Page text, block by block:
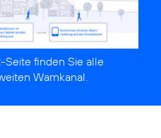
Seite finden Sie alle
Warnkanal.